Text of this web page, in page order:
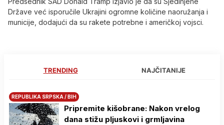
Države već isporučile Ukrajini ogromne količine naoružanja i
municije, dodajući da su rakete potrebne i američkoj vojsci.
TRENDING NAJČITANIJE
REPUBLIKA SRPSKA / BIH
Pripremite kišobrane: Nakon vrelog
dana stižu pljuskovi i grmljavina